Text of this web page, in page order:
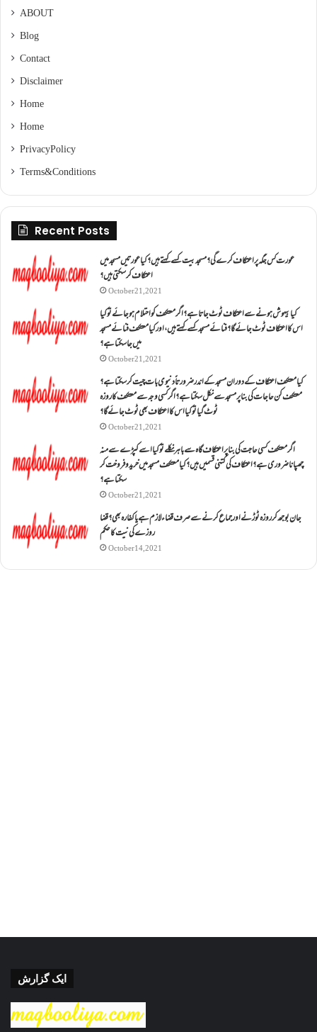
ABOUT
Blog
Contact
Disclaimer
Home
Home
Privacy Policy
Terms & Conditions
Recent Posts
عورت کس جگہ پر اعتکاف کرے گی؟مسجد بیت کسے کہتے ہیں؟کیا عورتیں مسجد میں
اعتکاف کر سکتی ہیں؟
October 21, 2021
کیا بیہوش ہونے سے اعتکاف ٹوٹ جاتا ہے؟ اگر معتکف کو احتلام ہو جائے تو کیا
اس کا اعتکاف ٹوٹ جائے گا؟فنائے مسجد کسے کہتے ہیں ، اور کیا معتکف فنائے مسجد
میں جا سکتا ہے؟
October 21, 2021
کیا معتکف اعتکاف کے دوران مسجد کے اندر ضرورتاً دنیوی بات چیت کر سکتا ہے؟
معتکف کن حاجات کی بنا پر مسجد سے نکل سکتا ہے؟ اگر کسی وجہ سے معتکف کا روزہ
ٹوٹ گیا تو کیا اس کا اعتکاف بھی ٹوٹ جائے گا؟
October 21, 2021
اگر معتکف کسی حاجت کی بنا پر اعتکاف گاہ سے باہر نکلے تو کیا اسے کپڑے سے منہ
چھپانا ضروری ہے؟اعتکاف کی کتنی قسمیں ہیں؟کیا معتکف مسجد میں خرید و فروخت کر
سکتا ہے؟
October 21, 2021
جان بوجھ کر روزہ ٹوڑنے اور جماع کرنے سے صرف قضاء لازم ہے یا کفارہ بھی؟ قضا
روزے کی نیت کا حکم
October 14, 2021
ایک گزارش